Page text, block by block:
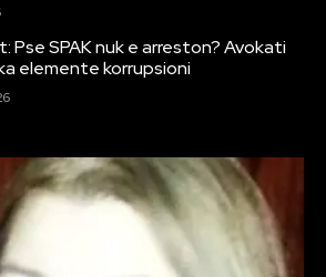
Pse SPAK nuk e arreston? Avokati
elemente korrupsioni